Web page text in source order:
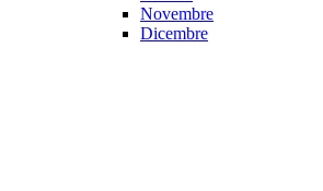
Novembre
Dicembre